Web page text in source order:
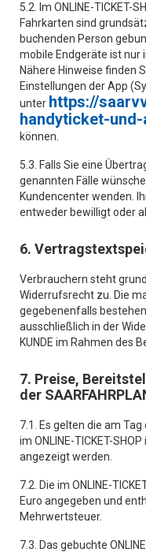
5.2. Im ONLINE-TICKET-
Fahrkarten sind
buchenden Person
mobile Endgeräte ist nur
Nähere Hinweise finden
Einstellungen der App
unter https://
handyticket-
können.
5.3. Falls Sie eine
genannten Fälle
Kundencenter wenden.
entweder bewilligt oder
6.
Verbrauchern steht
Widerrufsrecht zu. Die
gegebenenfalls
ausschließlich in der
KUNDE im Rahmen des
7. Preise,
der
7.1. Es gelten die am
im ONLINE-TICKET-
angezeigt werden.
7.2. Die im ONLINE-
Euro angegeben und
Mehrwertsteuer.
7.3. Das gebuchte